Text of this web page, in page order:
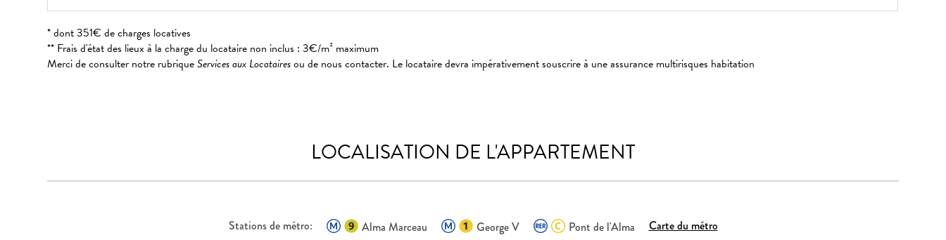
* dont 351€ de charges locatives
** Frais d'état des lieux à la charge du locataire non inclus : 3€/m² maximum
Merci de consulter notre rubriqueServices aux Locatairesou de nous contacter. Le locataire devra impérativement souscrire à une assurance multirisques habitation
LOCALISATION DE L'APPARTEMENT
Stations de métro: Alma Marceau George V Pont de l'Alma Carte du métro